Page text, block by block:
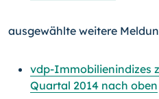
ausgewählte weitere
vdp-Immobilienindizes
Quartal 2014 nach oben